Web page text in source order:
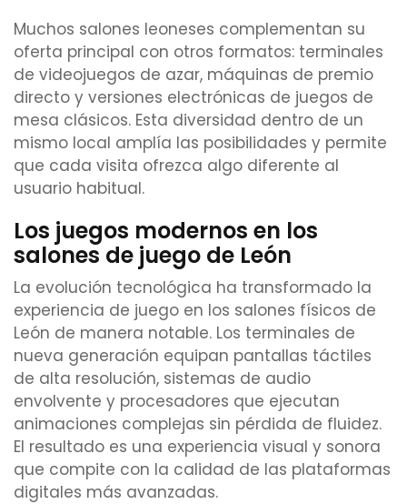
Muchos salones leoneses complementan su
oferta principal con otros formatos: terminales
de videojuegos de azar, máquinas de premio
directo y versiones electrónicas de juegos de
mesa clásicos. Esta diversidad dentro de un
mismo local amplía las posibilidades y permite
que cada visita ofrezca algo diferente al
usuario habitual.
Los juegos modernos en los
salones de juego de León
La evolución tecnológica ha transformado la
experiencia de juego en los salones físicos de
León de manera notable. Los terminales de
nueva generación equipan pantallas táctiles
de alta resolución, sistemas de audio
envolvente y procesadores que ejecutan
animaciones complejas sin pérdida de fluidez.
El resultado es una experiencia visual y sonora
que compite con la calidad de las plataformas
digitales más avanzadas.